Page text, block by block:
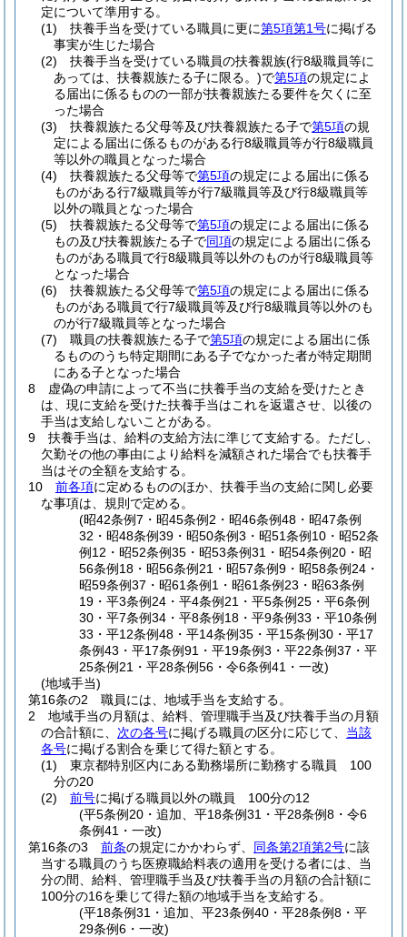
定について準用する。
(1)
扶養手当を受けている職員に更に第5項第1号に掲げる
事実が生じた場合
(2)
扶養手当を受けている職員の扶養親族(行8級職員等に
あっては、扶養親族たる子に限る。)で第5項の規定によ
る届出に係るものの一部が扶養親族たる要件を欠くに至
った場合
(3)
扶養親族たる父母等及び扶養親族たる子で第5項の規
定による届出に係るものがある行8級職員等が行8級職員
等以外の職員となった場合
(4)
扶養親族たる父母等で第5項の規定による届出に係る
ものがある行7級職員等が行7級職員等及び行8級職員等
以外の職員となった場合
(5)
扶養親族たる父母等で第5項の規定による届出に係る
もの及び扶養親族たる子で同項の規定による届出に係る
ものがある職員で行8級職員等以外のものが行8級職員等
となった場合
(6)
扶養親族たる父母等で第5項の規定による届出に係る
ものがある職員で行7級職員等及び行8級職員等以外のも
のが行7級職員等となった場合
(7)
職員の扶養親族たる子で第5項の規定による届出に係
るもののうち特定期間にある子でなかった者が特定期間
にある子となった場合
8
虚偽の申請によって不当に扶養手当の支給を受けたとき
は、現に支給を受けた扶養手当はこれを返還させ、以後の
手当は支給しないことがある。
9
扶養手当は、給料の支給方法に準じて支給する。 ただし、
欠勤その他の事由により給料を減額された場合でも扶養手
当はその全額を支給する。
10
前各項に定めるもののほか、扶養手当の支給に関し必要
な事項は、規則で定める。
(昭42条例7・昭45条例2・昭46条例48・昭47条例
32・昭48条例39・昭50条例3・昭51条例10・昭52条
例12・昭52条例35・昭53条例31・昭54条例20・昭
56条例18・昭56条例21・昭57条例9・昭58条例24・
昭59条例37・昭61条例1・昭61条例23・昭63条例
19・平3条例24・平4条例21・平5条例25・平6条例
30・平7条例34・平8条例18・平9条例33・平10条例
33・平12条例48・平14条例35・平15条例30・平17
条例43・平17条例91・平19条例3・平22条例37・平
25条例21・平28条例56・令6条例41・一改)
(地域手当)
第16条の2
職員には、地域手当を支給する。
2
地域手当の月額は、給料、管理職手当及び扶養手当の月額
の合計額に、 次の各号に掲げる職員の区分に応じて、 当該
各号に掲げる割合を乗じて得た額とする。
(1)
東京都特別区内にある勤務場所に勤務する職員 100
分の20
(2)
前号に掲げる職員以外の職員 100分の12
(平5条例20・追加、平18条例31・平28条例8・令6
条例41・一改)
第16条の3
前条の規定にかかわらず、 同条第2項第2号に該
当する職員のうち医療職給料表の適用を受ける者には、当
分の間、給料、管理職手当及び扶養手当の月額の合計額に
100分の16を乗じて得た額の地域手当を支給する。
(平18条例31・追加、平23条例40・平28条例8・平
29条例6・一改)